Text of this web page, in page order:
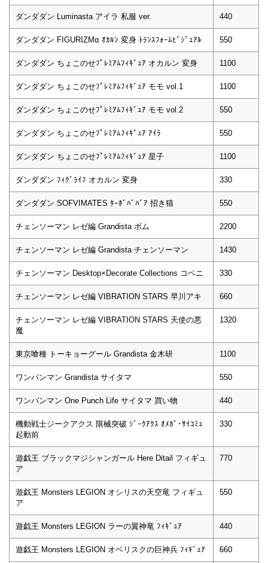
ダンダダン Luminasta アイラ 私服 ver. 440
ダンダダン FIGURIZMα ｵｶﾙﾝ 変身 ﾄﾗﾝｽﾌｫｰﾑﾋﾞｼﾞｭｱﾙ 550
ダンダダン ちょこのせﾌﾟﾚﾐｱﾑﾌｨｷﾞｭｱ オカルン 変身 1100
ダンダダン ちょこのせﾌﾟﾚﾐｱﾑﾌｨｷﾞｭｱ モモ vol.1 1100
ダンダダン ちょこのせﾌﾟﾚﾐｱﾑﾌｨｷﾞｭｱ モモ vol.2 550
ダンダダン ちょこのせﾌﾟﾚﾐｱﾑﾌｨｷﾞｭｱ ｱｲﾗ 550
ダンダダン ちょこのせﾌﾟﾚﾐｱﾑﾌｨｷﾞｭｱ 星子 1100
ダンダダン ﾌｨｸﾞﾗｲﾌ オカルン 変身 330
ダンダダン SOFVIMATES ﾀｰﾎﾞﾊﾞﾊﾞｱ 招き猫 550
チェンソーマン レゼ編 Grandista ボム 2200
チェンソーマン レゼ編 Grandista チェンソーマン 1430
チェンソーマン Desktop×Decorate Collections コベニ 330
チェンソーマン レゼ編 VIBRATION STARS 早川アキ 660
チェンソーマン レゼ編 VIBRATION STARS 天使の悪
魔
1320
東京喰種 トーキョーグール Grandista 金木研 1100
ワンパンマン Grandista サイタマ 550
ワンパンマン One Punch Life サイタマ 買い物 440
機動戦士ジークアクス 限械突破 ｼﾞｰｸｱｸｽ ｵﾒｶﾞ･ｻｲｺﾐｭ
起動前
330
遊戯王 ブラックマジシャンガール Here Ditail フィギュ
ア
770
遊戯王 Monsters LEGION オシリスの天空竜 フィギュ
ア
550
遊戯王 Monsters LEGION ラーの翼神竜 ﾌｨｷﾞｭｱ 440
遊戯王 Monsters LEGION オベリスクの巨神兵 ﾌｨｷﾞｭｱ 660